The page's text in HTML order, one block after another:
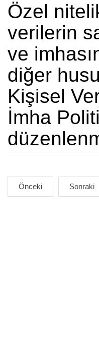
Özel
verilerin
ve
diğer
Kişisel
İmha
Önceki Sonraki